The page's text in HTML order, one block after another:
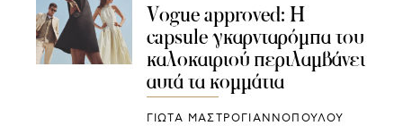
Vogue approved: H
capsule γκαρνταρόμπα του
καλοκαιριού περιλαμβάνει
αυτά τα κομμάτια
ΓΙΩΤΑ ΜΑΣΤΡΟΓΙΑΝΝΟΠΟΥΛΟΥ